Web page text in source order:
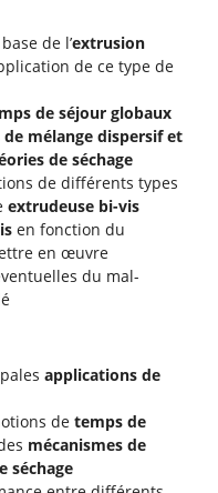
de l’extrusion
de ce type de
de séjour globaux
de mélange dispersif et
de séchage
de différents types
extrudeuse bi-vis
en fonction du
en œuvre
du mal-
applications de
de temps de
mécanismes de
séchage